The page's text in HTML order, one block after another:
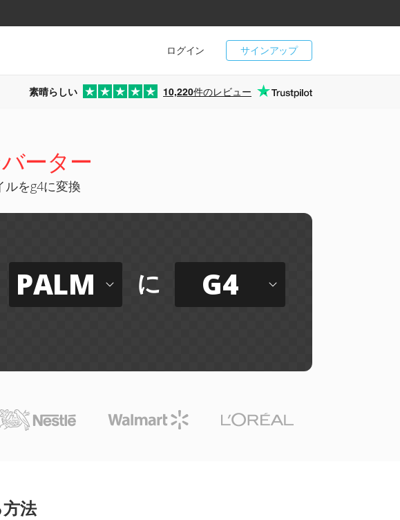
サインアップ
ログイン
素晴らしい 10,220件のレビュー
ーター
をg4に変換
PALM に G4
法